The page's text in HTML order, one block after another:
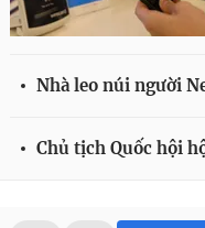
Nhà leo núi người
Chủ tịch Quốc hội